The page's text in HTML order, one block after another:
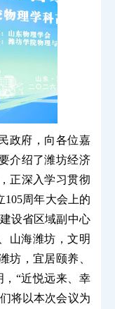
政府，向各位嘉
介绍了潍坊经济
正深入学习贯彻
105周年大会上的
设省区域副中心
山海潍坊，文明
坊，宜居颐养、
“近悦远来、幸
将以本次会议为